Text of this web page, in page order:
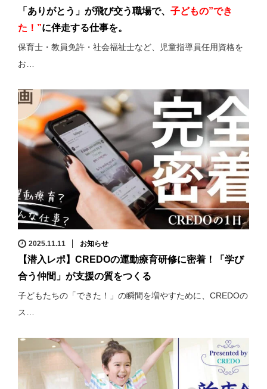
「ありがとう」が飛び交う職場で、 子どもの”でき
た！”に伴走する仕事を。
保育士・教員免許・社会福祉士など、児童指導員任用資格を
お…
2025.11.11 お知らせ
【潜入レポ】CREDOの運動療育研修に密着！「学び
合う仲間」が支援の質をつくる
子どもたちの「できた！」の瞬間を増やすために、CREDOの
ス…